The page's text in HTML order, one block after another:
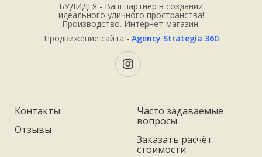
БУДИДЕЯ - Ваш партнёр в создании
идеального уличного пространства!
Производство. Интернет-магазин.
Продвижение сайта - Agency Strategia 360
Контакты
Отзывы
Часто задаваемые
вопросы
Заказать расчёт
стоимости